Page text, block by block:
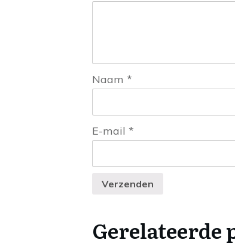
Naam *
E-mail *
Verzenden
Gerelateerde